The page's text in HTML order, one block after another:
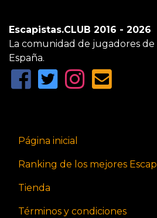
Escapistas.CLUB 2016 - 2026
La comunidad de jugadores de
España.
Página inicial
Ranking de los mejores
Tienda
Términos y condiciones